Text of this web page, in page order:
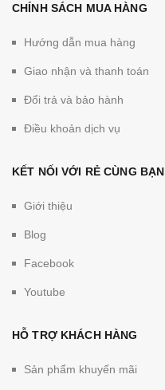
CHÍNH SÁCH MUA HÀNG
Hướng dẫn mua hàng
Giao nhận và thanh toán
Đổi trả và bảo hành
Điều khoản dịch vụ
KẾT NỐI VỚI RẺ CÙNG BẠN
Giới thiệu
Blog
Facebook
Youtube
HỖ TRỢ KHÁCH HÀNG
Sản phẩm khuyến mãi